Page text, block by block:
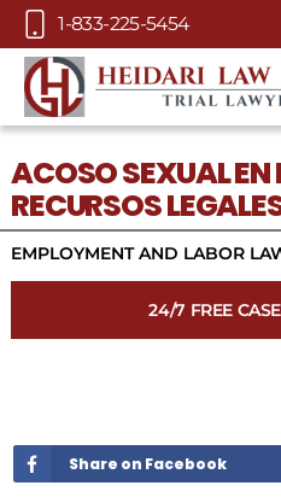
Skip to
1-833-225-5454
ACOSO SEXUAL
RECURSOS
EMPLOYMENT AND LABOR
24/7 FREE
Share on Facebook